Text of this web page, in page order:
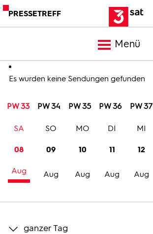
PRESSETREFF
Menü
Meldungen
Programm
Trailer
Bilder
Es wurden keine Sendungen gefunden
PW 33 PW 34 PW 35 PW 36 PW 37
08
Aug
SA
09
Aug
SO
10
Aug
MO
11
Aug
DI
12
Aug
MI
ganzer Tag